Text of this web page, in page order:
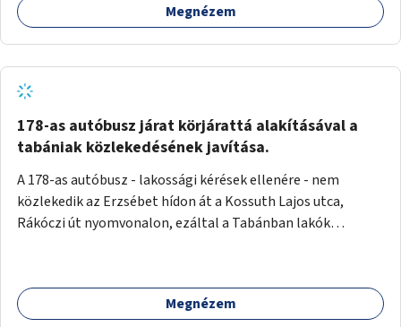
Megnézem
178-as autóbusz járat körjárattá alakításával a
tabániak közlekedésének javítása.
A 178-as autóbusz - lakossági kérések ellenére - nem
közlekedik az Erzsébet hídon át a Kossuth Lajos utca,
Rákóczi út nyomvonalon, ezáltal a Tabánban lakók
járattal feljutni a Naphegyre, ahol iskola és óvoda is van a
körzetben élők számára. Megoldás lenne, ha a 178-as
Megnézem